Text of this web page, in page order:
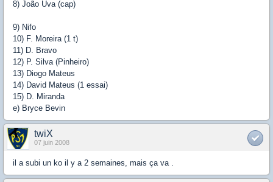
8) João Uva (cap)
9) Nifo
10) F. Moreira (1 t)
11) D. Bravo
12) P. Silva (Pinheiro)
13) Diogo Mateus
14) David Mateus (1 essai)
15) D. Miranda
e) Bryce Bevin
twiX
07 juin 2008
il a subi un ko il y a 2 semaines, mais ça va .